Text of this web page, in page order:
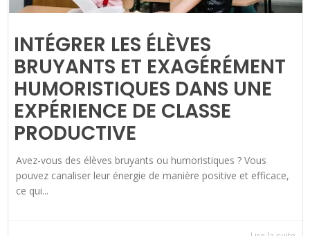
INTÉGRER LES ÉLÈVES
BRUYANTS ET EXAGÉRÉMENT
HUMORISTIQUES DANS UNE
EXPÉRIENCE DE CLASSE
PRODUCTIVE
Avez-vous des élèves bruyants ou humoristiques ? Vous
pouvez canaliser leur énergie de manière positive et efficace,
ce qui...